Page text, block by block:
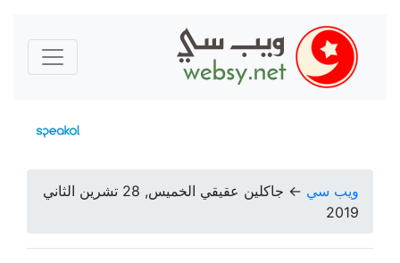
ويب سي ←
جاكلين عقيقي الخميس, 28 تشرين الثاني
2019